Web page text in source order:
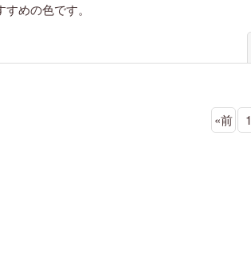
めの色です。
«前 1